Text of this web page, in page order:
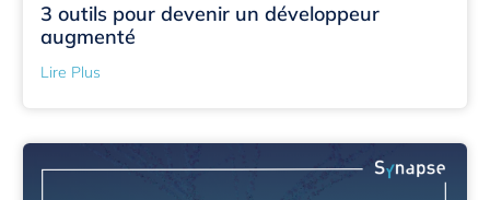
3 outils pour devenir un développeur
augmenté
Lire Plus